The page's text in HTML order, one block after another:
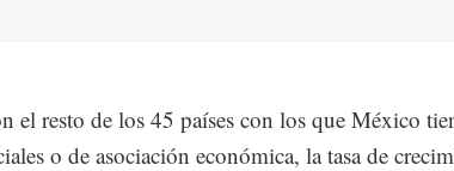
el resto de los 45 países con los que México
o de asociación económica, la tasa de